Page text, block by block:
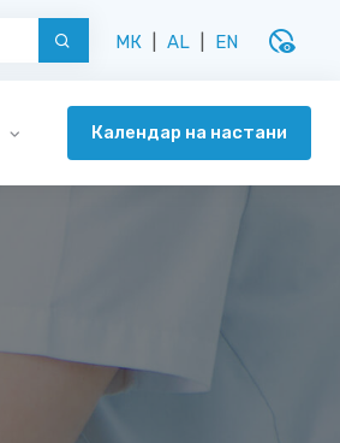
МК AL EN disabled_visible
Календар на настани